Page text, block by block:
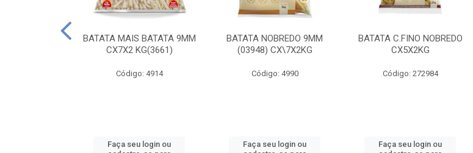
BATATA MAIS BATATA 9MM
CX7X2 KG(3661)
Código: 4914
Faça seu login ou
BATATA NOBREDO 9MM
(03948) CX\7X2KG
Código: 4990
Faça seu login ou
BATATA C.FINO NOBREDO
CX5X2KG
Código: 272984
Faça seu login ou